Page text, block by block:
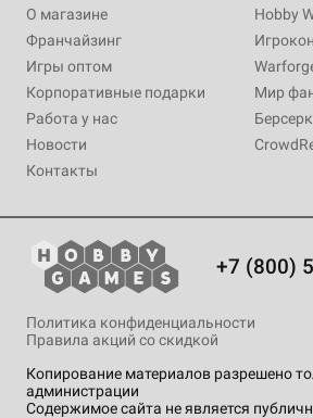
О магазине
Франчайзинг
Игры оптом
Корпоративные подарки
Работа у нас
Новости
Контакты
Hobby
Игрокон
Мир
Берсерк
+7 (800)
Копирование материалов разрешено
администрации
Содержимое сайта не является
Политика конфиденциальности
Правила акций со скидкой